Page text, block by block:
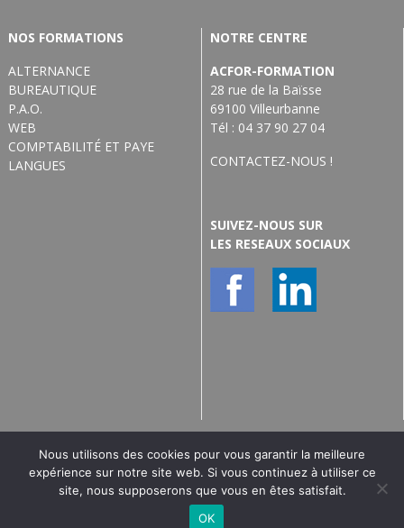
NOS FORMATIONS
ALTERNANCE
BUREAUTIQUE
P.A.O.
WEB
COMPTABILITÉ ET PAYE
LANGUES
NOTRE CENTRE
ACFOR-FORMATION
28 rue de la Baïsse
69100 Villeurbanne
Tél : 04 37 90 27 04
CONTACTEZ-NOUS !
SUIVEZ-NOUS SUR
LES RESEAUX SOCIAUX
© ACFOR Formation - 2023 | Tous droits réservés |Mentions
Légales & Protection des données personnelles
générales de vente
Nous utilisons des cookies pour vous garantir la meilleure
expérience sur notre site web. Si vous continuez à utiliser ce
site, nous supposerons que vous en êtes satisfait.
OK